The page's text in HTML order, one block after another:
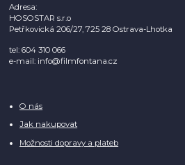
Adresa:
HOSOSTAR s.r.o
Petřkovická 206/27, 725 28 Ostrava-Lhotka
tel: 604 310 066
e-mail: info@filmfontana.cz
O nás
Jak nakupovat
Možnosti dopravy a plateb